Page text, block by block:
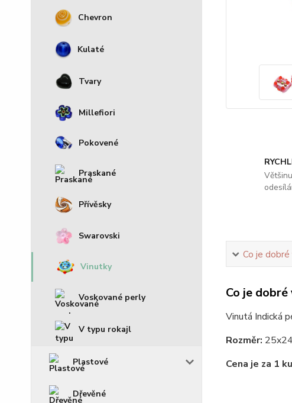
Chevron
Kulaté
Tvary
Millefiori
Pokovené
Praskané
Přívěsky
Swarovski
Vinutky
Voskované perly
V typu rokajl
Plastové
Dřevěné
Co je
Co je
Vinutá Indická
Rozměr:
Cena je za 1